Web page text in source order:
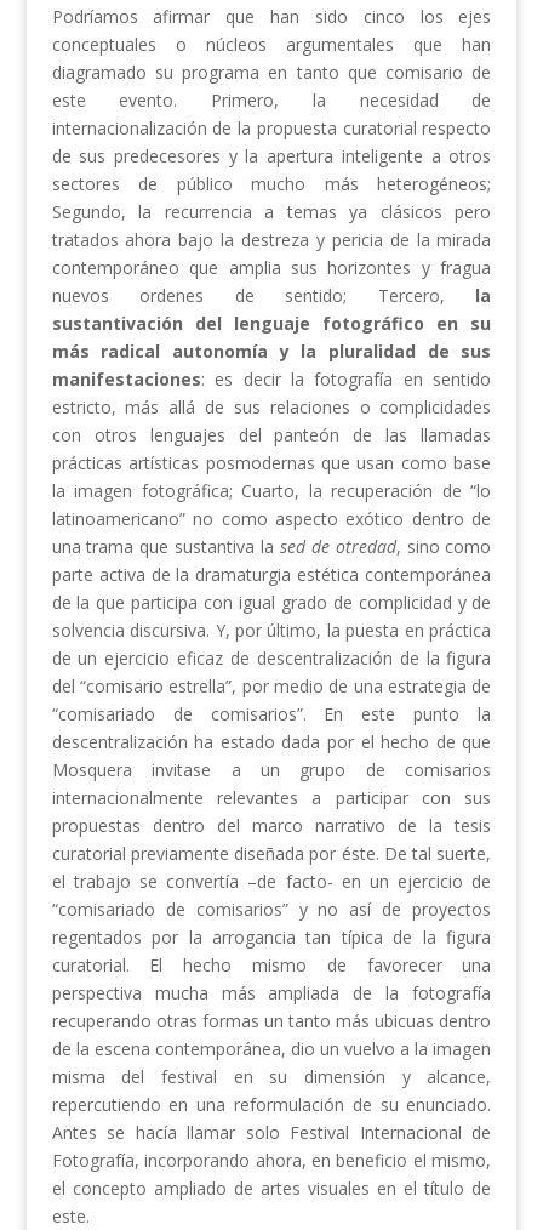
Podríamos afirmar que han sido cinco los ejes
conceptuales o núcleos argumentales que han
diagramado su programa en tanto que comisario de
este evento. Primero, la necesidad de
internacionalización de la propuesta curatorial respecto
de sus predecesores y la apertura inteligente a otros
sectores de público mucho más heterogéneos;
Segundo, la recurrencia a temas ya clásicos pero
tratados ahora bajo la destreza y pericia de la mirada
contemporáneo que amplia sus horizontes y fragua
nuevos ordenes de sentido; Tercero, la
sustantivación del lenguaje fotográfico en su
más radical autonomía y la pluralidad de sus
manifestaciones: es decir la fotografía en sentido
estricto, más allá de sus relaciones o complicidades
con otros lenguajes del panteón de las llamadas
prácticas artísticas posmodernas que usan como base
la imagen fotográfica; Cuarto, la recuperación de “lo
latinoamericano” no como aspecto exótico dentro de
una trama que sustantiva la sed de otredad, sino como
parte activa de la dramaturgia estética contemporánea
de la que participa con igual grado de complicidad y de
solvencia discursiva. Y, por último, la puesta en práctica
de un ejercicio eficaz de descentralización de la figura
del “comisario estrella”, por medio de una estrategia de
“comisariado de comisarios”. En este punto la
descentralización ha estado dada por el hecho de que
Mosquera invitase a un grupo de comisarios
internacionalmente relevantes a participar con sus
propuestas dentro del marco narrativo de la tesis
curatorial previamente diseñada por éste. De tal suerte,
el trabajo se convertía –de facto- en un ejercicio de
“comisariado de comisarios” y no así de proyectos
regentados por la arrogancia tan típica de la figura
curatorial. El hecho mismo de favorecer una
perspectiva mucha más ampliada de la fotografía
recuperando otras formas un tanto más ubicuas dentro
de la escena contemporánea, dio un vuelvo a la imagen
misma del festival en su dimensión y alcance,
repercutiendo en una reformulación de su enunciado.
Antes se hacía llamar solo Festival Internacional de
Fotografía, incorporando ahora, en beneficio el mismo,
el concepto ampliado de artes visuales en el título de
este.